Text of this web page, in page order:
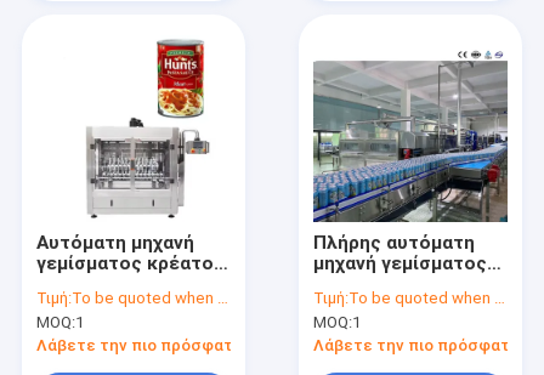
Αυτόματη μηχανή
γεμίσματος κρέατος
γεύματος, 100CPH-
20000CPH για κρέας
μεσημεριανού
Τιμή:To be quoted when contacting with the supplier
MOQ:1
Λάβετε την πιο πρόσφατη τιμή
Πλήρης αυτόματη
μηχανή γεμίσματος
ανθρακούχα ποτά
Τιμή:To be quoted when contacting with the supplier
MOQ:1
Λάβετε την πιο πρόσφατη